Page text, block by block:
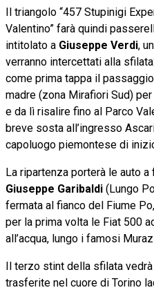
Il triangolo “457 Stupinigi
Valentino” farà quindi
intitolato a Giuseppe Verdi,
verranno intercettati alla
come prima tappa il
madre (zona Mirafiori Sud)
e da lì risalire fino al Parco
breve sosta all’ingresso
capoluogo piemontese di
La ripartenza porterà le auto a
Giuseppe Garibaldi (Lungo
fermata al fianco del Fiume
per la prima volta le Fiat 500
all’acqua, lungo i famosi
Il terzo stint della sfilata
trasferite nel cuore di Torino